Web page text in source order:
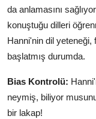
da anlamasını
konuştuğu dilleri
Hanni'nin dil yeteneği,
başlatmış durumda.
Bias Kontrolü:
neymiş, biliyor
bir lakap!